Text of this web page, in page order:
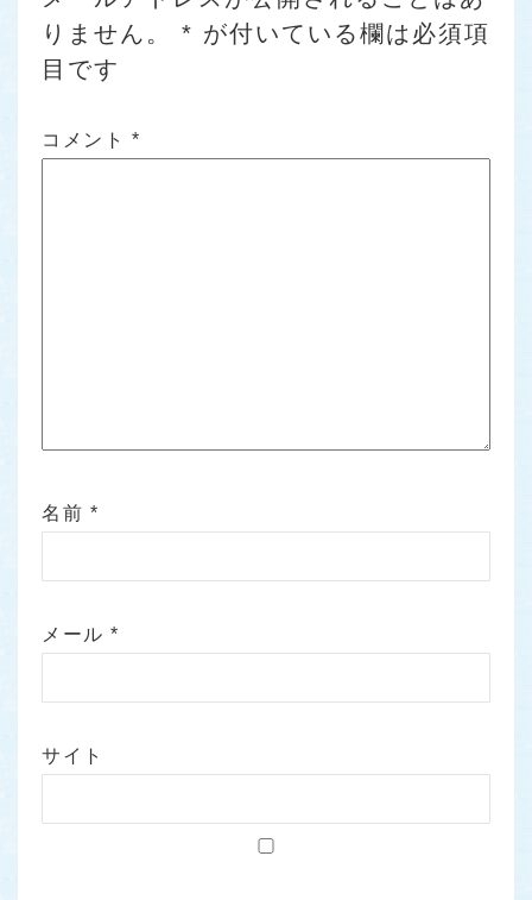
りません。
* が付いている欄は必須項
目です
コメント *
名前 *
メール*
サイト